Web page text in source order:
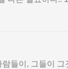
들이, 그들이